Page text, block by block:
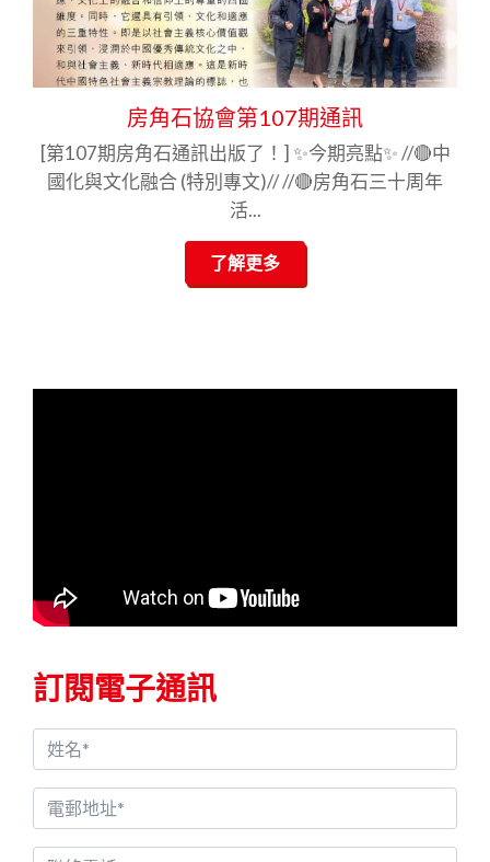
房角石協會第107期通訊
[第107期房角石通訊出版了！] ✨今期亮點✨ //🔴中
國化與文化融合 (特別專文)// //🔴房角石三十周年
活...
了解更多
訂閱電子通訊